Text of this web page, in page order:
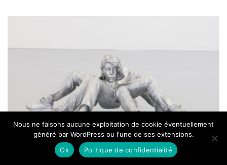
Nous ne faisons aucune exploitation de cookie éventuellement
généré par WordPress ou l'une de ses extensions.
Ok
Politique de confidentialité